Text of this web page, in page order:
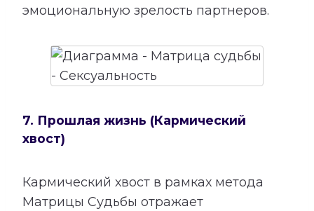
эмоциональную зрелость партнеров.
7. Прошлая жизнь (Кармический
хвост)
Кармический хвост в рамках метода
Матрицы Судьбы отражает